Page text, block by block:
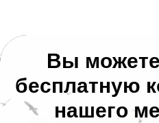
Вы
бесплатную
нашего